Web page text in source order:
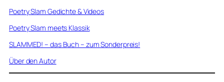
Poetry Slam Gedichte & Videos
Poetry Slam meets Klassik
SLAMMED! – das Buch – zum Sonderpreis!
Über den Autor